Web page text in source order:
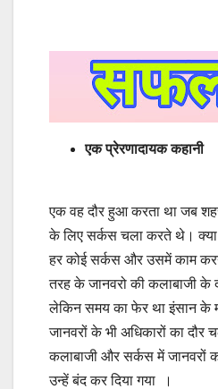
एक प्रेरणादायक कहानी
एक वह दौर हुआ करता था जब
के लिए सर्कस चला करते थे।
हर कोई सर्कस और उसमें काम
तरह के जानवरो की कलाबाजी
लेकिन समय का फेर था इंसान के
जानवरों के भी अधिकारों का
कलाबाजी और सर्कस में जानवरों
उन्हें बंद कर दिया गया ।